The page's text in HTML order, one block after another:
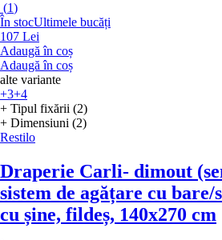
(1)
În stocUltimele bucăți
107 Lei
Adaugă în coș
Adaugă în coș
alte variante
+3+4
+ Tipul fixării (2)
+ Dimensiuni (2)
Restilo
Draperie Carli- dimout
sistem de agățare cu bare/
cu șine, fildeș, 140x270 cm